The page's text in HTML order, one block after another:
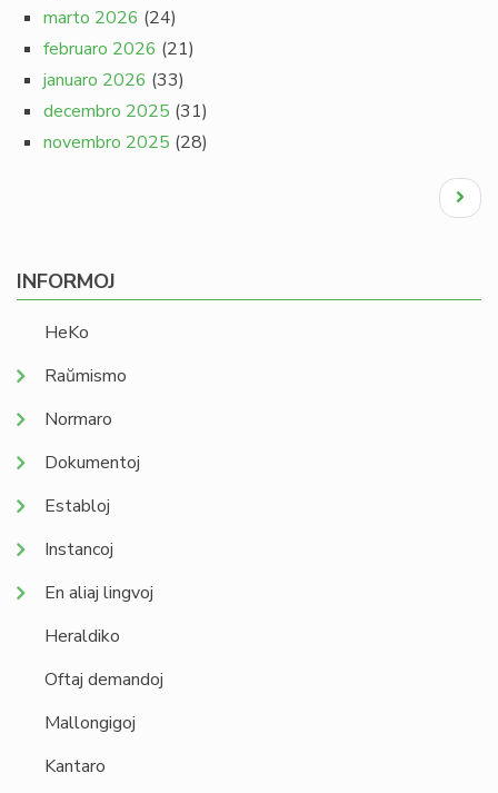
marto 2026 (24)
februaro 2026 (21)
januaro 2026 (33)
decembro 2025 (31)
novembro 2025 (28)
Next
page
INFORMOJ
HeKo
Raŭmismo
Normaro
Dokumentoj
Establoj
Instancoj
En aliaj lingvoj
Heraldiko
Oftaj demandoj
Mallongigoj
Kantaro